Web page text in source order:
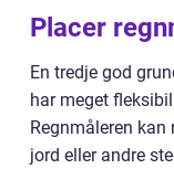
Placer
En tredje god
har meget
Regnmåleren
jord eller andre